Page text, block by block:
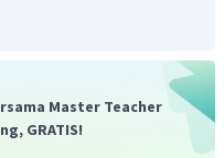
adalah Rp15.000,
Fauzi adalah
Master Teacher
GRATIS!